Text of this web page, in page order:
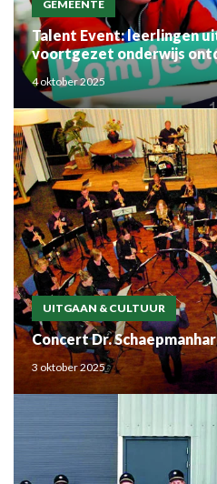
GEMEENTE
Talent Event: leerlingen
voortgezet onderwijs
de regio
4 oktober 2025
UITGAAN & CULTUUR
Concert Dr.
3 oktober 2025